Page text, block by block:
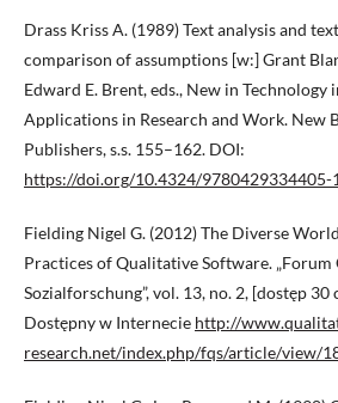
Drass Kriss A. (1989) Text analysis and
comparison of assumptions [w:] Grant
Edward E. Brent, eds., New in Technology
Applications in Research and Work. New
Publishers, s.s. 155–162. DOI:
https://doi.org/10.4324/9780429334405-
Fielding Nigel G. (2012) The Diverse
Practices of Qualitative Software.
Sozialforschung”, vol. 13, no. 2, [dostęp 30
Dostępny w Internecie http://
research.net/index.php/fqs/article/view/